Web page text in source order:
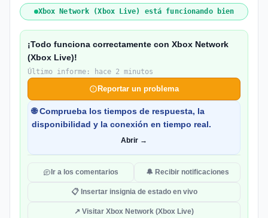
Xbox Network (Xbox Live) está funcionando bien
¡Todo funciona correctamente con Xbox Network
(Xbox Live)!
Último informe: hace 2 minutos
Reportar un problema
🌐 Comprueba los tiempos de respuesta, la
disponibilidad y la conexión en tiempo real.
Abrir →
Ir a los comentarios 🔔 Recibir notificaciones
📋 Insertar insignia de estado en vivo
↗ Visitar Xbox Network (Xbox Live)